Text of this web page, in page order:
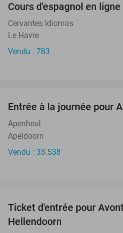
Cours d'espagnol en ligne
Cervantes Idiomas
Le Havre
Vendu : 783
Entrée à la journée pour
Apenheul
Apeldoorn
Vendu : 33.538
Ticket d'entrée pour
Hellendoorn